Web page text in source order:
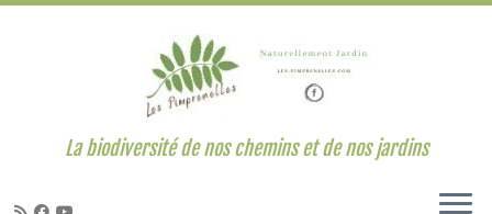
La biodiversité de nos chemins et de nos jardins